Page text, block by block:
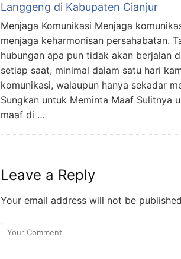
Langgeng di Kabupaten Cianjur
Menjaga Komunikasi Menjaga
menjaga keharmonisan persahabatan.
hubungan apa pun tidak akan berjalan
setiap saat, minimal dalam satu hari
komunikasi, walaupun hanya sekadar
Sungkan untuk Meminta Maaf Sulitnya
maaf di …
Leave a Reply
Your email address will not be